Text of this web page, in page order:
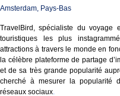
Amsterdam, Pays-Bas
TravelBird, spécialiste du voyage
touristiques les plus
attractions à travers le monde en
la célèbre plateforme de partage
et de sa très grande popularité
cherché à mesurer la popularité
réseaux sociaux